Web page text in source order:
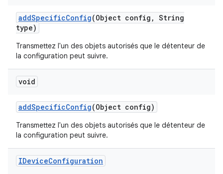
addSpecificConfig(Object config , String
type)
Transmettez l'un des objets autorisés que le détenteur de
la configuration peut suivre.
void
addSpecificConfig(Object config)
Transmettez l'un des objets autorisés que le détenteur de
la configuration peut suivre.
IDeviceConfiguration